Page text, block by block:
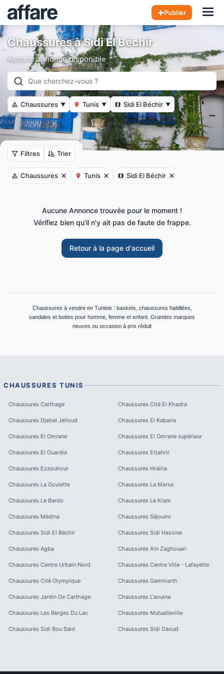
Publier
Chaussures à Sidi El Béchir
Aucune annonce disponible
Chaussures ▼ Tunis ▼ Sidi El Béchir ▼
Filtres Trier
Chaussures Tunis Sidi El Béchir
Aucune Annonce trouvée pour le moment !
Vérifiez bien qu'il n'y ait pas de faute de frappe.
Retour à la page d'accueil
Chaussures à vendre en Tunisie : baskets, chaussures habillées,
sandales et bottes pour homme, femme et enfant. Grandes marques
neuves ou occasion à prix réduit
CHAUSSURES TUNIS
Chaussures Carthage Chaussures Cité El Khadra
Chaussures Djebel Jelloud Chaussures El Kabaria
Chaussures El Omrane Chaussures El Omrane supérieur
Chaussures El Ouardia Chaussures Ettahrir
Chaussures Ezzouhour Chaussures Hraïria
Chaussures La Goulette Chaussures La Marsa
Chaussures Le Bardo Chaussures Le Kram
Chaussures Médina Chaussures Séjoumi
Chaussures Sidi El Béchir Chaussures Sidi Hassine
Chaussures Agba Chaussures Aïn Zaghouan
Chaussures Centre Urbain Nord Chaussures Centre Ville - Lafayette
Chaussures Cité Olympique Chaussures Gammarth
Chaussures Jardin De Carthage Chaussures L'aouina
Chaussures Les Berges Du Lac Chaussures Mutuelleville
Chaussures Sidi Bou Said Chaussures Sidi Daoud